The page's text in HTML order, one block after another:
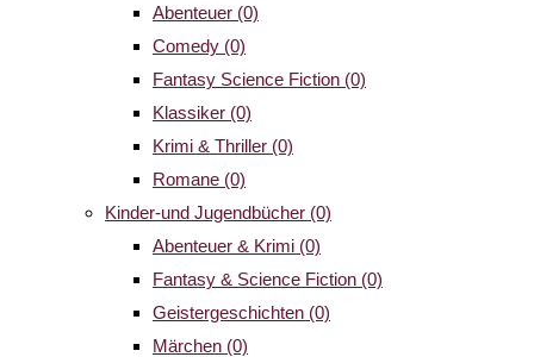
Abenteuer (0)
Comedy (0)
Fantasy Science Fiction (0)
Klassiker (0)
Krimi & Thriller (0)
Romane (0)
Kinder-und Jugendbücher (0)
Abenteuer & Krimi (0)
Fantasy & Science Fiction (0)
Geistergeschichten (0)
Märchen (0)